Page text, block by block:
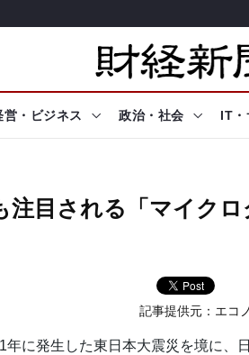
営・ビジネス 政治・社会 IT・
目される「マイクロ
記事提供元： エコ
に発生した東日本大震災を境に、